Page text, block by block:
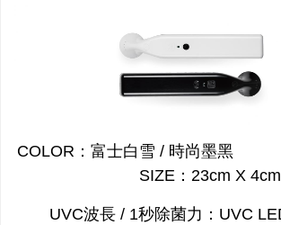
COLOR：富士白雪 /
SIZE：23cm X 4cm
UVC波長 / 1秒除菌力：UVC